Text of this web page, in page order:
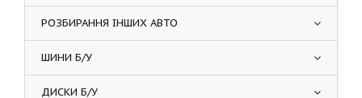
РОЗБИРАННЯ ІНШИХ АВТО
ШИНИ Б/У
ДИСКИ Б/У